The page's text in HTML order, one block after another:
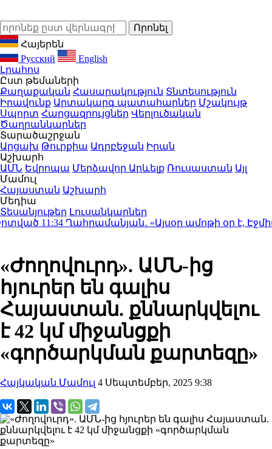
Հայերեն
Русский
English
Լրահոս
Ըստ թեմաների
Քաղաքական Հասարակություն Տնտեսություն
Իրավունք Արտակարգ պատահարներ Մշակույթ
Սպորտ Հարցազրույցներ Վերլուծական
Ծաղրանկարներ
Տարածաշրջան
Արցախ Թուրքիա Ադրբեջան Իրան
Աշխարհ
ԱՄՆ Եվրոպա Մերձավոր Արևելք Ռուսաստան Այլ
Մամուլ
Հայաստան Աշխարհ
Մեդիա
Տեսանյութեր Լուսանկարներ
11:34Ղահրամանյան․ «Այսօր ամոթի օր է,
«Ժողովուրդ». ԱՄՆ-ից
հյուրեր են գալիս
Հայաստան. քննարկվելու
է 42 կմ միջանցքի
«գործարկման քարտեզը»
Հայկական Մամուլ 4 Սեպտեմբեր, 2025 9:38